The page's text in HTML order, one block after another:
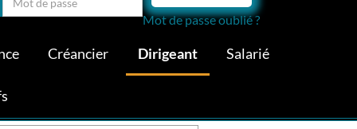
Mot de passe oublié ?
Créancier Dirigeant Salarié